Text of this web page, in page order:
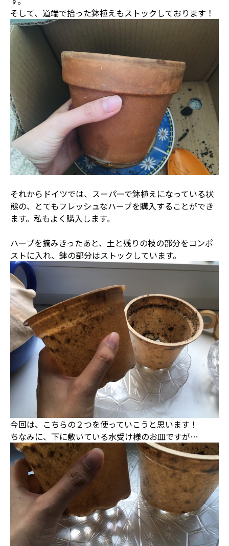
そして、道端で拾った鉢植えもストックしております！
それからドイツでは、スーパーで鉢植えになっている状
態の、とてもフレッシュなハーブを購入することができ
ます。私もよく購入します。
ハーブを摘みきったあと、土と残りの枝の部分をコンポ
ストに入れ、鉢の部分はストックしています。
今回は、こちらの２つを使っていこうと思います！
ちなみに、下に敷いている水受け様のお皿ですが…